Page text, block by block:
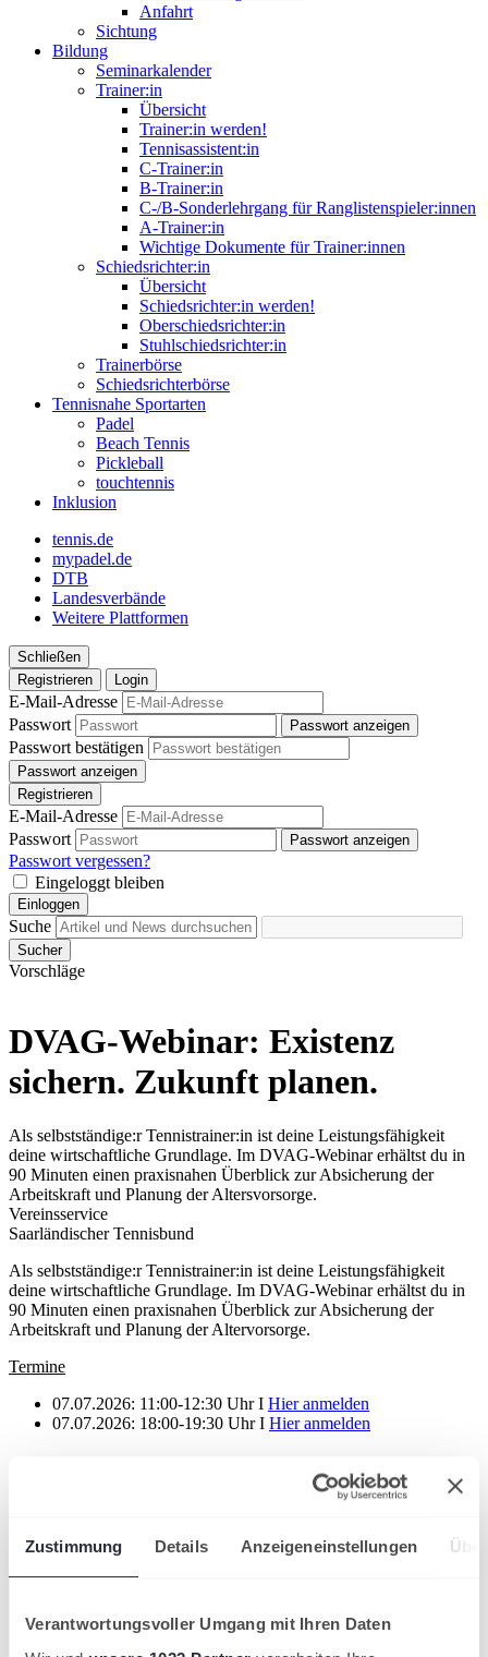
Zustimmung Details Anzeigeneinstellungen
Verantwortungsvoller Umgang mit Ihren Daten
Anfahrt
Sichtung
Bildung
Seminarkalender
Trainer:in
Übersicht
Trainer:in werden!
Tennisassistent:in
C-Trainer:in
B-Trainer:in
C-/B-Sonderlehrgang für Ranglistenspieler:innen
A-Trainer:in
Wichtige Dokumente für Trainer:innen
Schiedsrichter:in
Übersicht
Schiedsrichter:in werden!
Oberschiedsrichter:in
Stuhlschiedsrichter:in
Trainerbörse
Schiedsrichterbörse
Tennisnahe Sportarten
Padel
Beach Tennis
Pickleball
touchtennis
Inklusion
tennis.de
mypadel.de
DTB
Landesverbände
Weitere Plattformen
Schließen
Registrieren
Login
E-Mail-Adresse
Passwort
Passwort anzeigen
Passwort bestätigen
Passwort anzeigen
Registrieren
E-Mail-Adresse
Passwort
Passwort anzeigen
Passwort vergessen?
Eingeloggt bleiben
Einloggen
Suche
Sucher
Vorschläge
DVAG-Webinar: Existenz
sichern. Zukunft planen.
Als selbstständige:r Tennistrainer:in ist deine Leistungsfähigkeit
deine wirtschaftliche Grundlage. Im DVAG-Webinar erhältst du in
90 Minuten einen praxisnahen Überblick zur Absicherung der
Arbeitskraft und Planung der Altersvorsorge.
Vereinsservice
Saarländischer Tennisbund
Als selbstständige:r Tennistrainer:in ist deine Leistungsfähigkeit
deine wirtschaftliche Grundlage. Im DVAG-Webinar erhältst du in
90 Minuten einen praxisnahen Überblick zur Absicherung der
Arbeitskraft und Planung der Altervorsorge.
Termine
07.07.2026: 11:00-12:30 Uhr I Hier anmelden
07.07.2026: 18:00-19:30 Uhr I Hier anmelden